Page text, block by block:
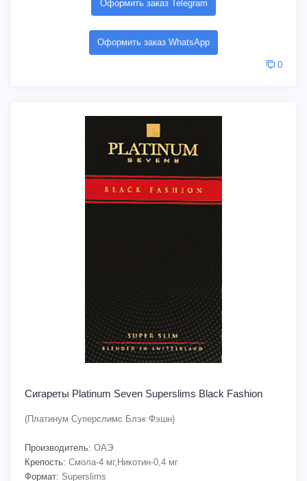
Оформить заказ Telegram
Оформить заказ WhatsApp
0
Сигареты Platinum Seven Superslims Black Fashion
(Платинум Суперслимс Блэк Фэшн)
Производитель: ОАЭ
Крепость: Смола-4 мг,Никотин-0,4 мг
Формат: Superslims